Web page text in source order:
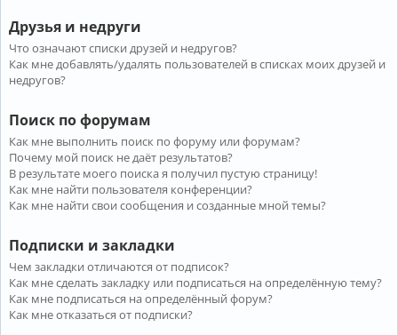
Друзья и недруги
Что означают списки друзей и недругов?
Как мне добавлять/удалять пользователей в списках моих друзей и
недругов?
Поиск по форумам
Как мне выполнить поиск по форуму или форумам?
Почему мой поиск не даёт результатов?
В результате моего поиска я получил пустую страницу!
Как мне найти пользователя конференции?
Как мне найти свои сообщения и созданные мной темы?
Подписки и закладки
Чем закладки отличаются от подписок?
Как мне сделать закладку или подписаться на определённую тему?
Как мне подписаться на определённый форум?
Как мне отказаться от подписки?